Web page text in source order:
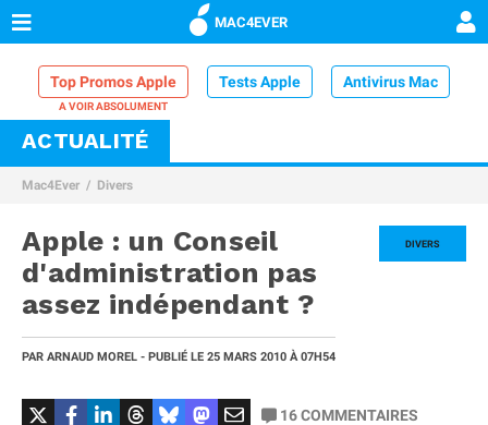
MAC4EVER
Top Promos Apple Tests Apple Antivirus Mac
VPN Mac
Comparatif iPhone
ACTUALITÉ
Mac4Ever Divers
DIVERS
Apple : un Conseil
d'administration pas
assez indépendant ?
PAR ARNAUD MOREL - PUBLIÉ LE 25 MARS 2010 À 07H54
16COMMENTAIRES